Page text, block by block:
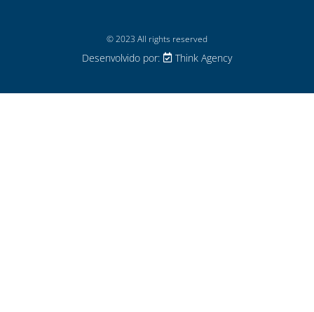
© 2023 All rights reserved
Desenvolvido por: Think Agency